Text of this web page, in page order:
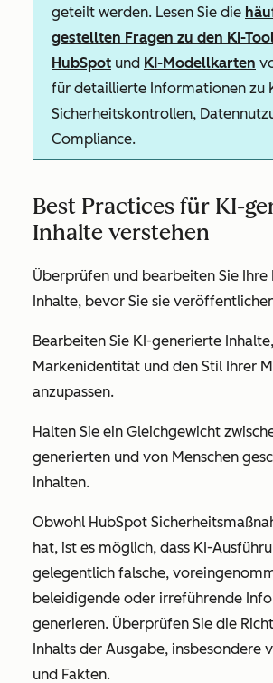
geteilt werden. Lesen Sie die
gestellten Fragen zu den KI-
HubSpot und KI-Modellkarten
für detaillierte Informationen zu
Sicherheitskontrollen,
Compliance.
Best Practices für KI-
Inhalte verstehen
Überprüfen und bearbeiten Sie
Inhalte, bevor Sie sie
Bearbeiten Sie KI-generierte
Markenidentität und den Stil Ihrer
anzupassen.
Halten Sie ein Gleichgewicht
generierten und von Menschen
Inhalten.
Obwohl HubSpot
hat, ist es möglich, dass KI-
gelegentlich falsche,
beleidigende oder irreführende
generieren. Überprüfen Sie die
Inhalts der Ausgabe, insbesondere
und Fakten.